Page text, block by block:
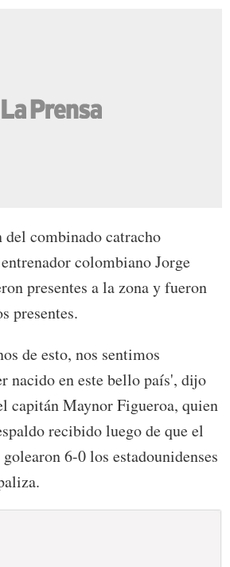
del combinado catracho
colombiano Jorge
presentes a la zona y fueron
presentes.
de esto, nos sentimos
nacido en este bello país', dijo
capitán Maynor Figueroa, quien
recibido luego de que el
6-0 los estadounidenses